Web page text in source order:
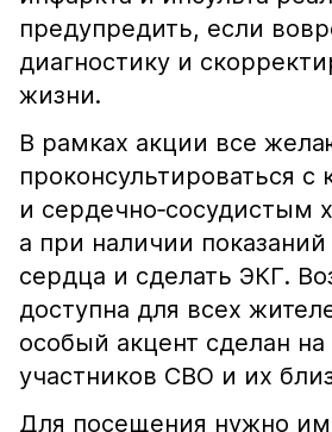
предупредить, если
диагностику и
жизни.
В рамках акции все
проконсультироваться с
и сердечно‑сосудистым
а при наличии
сердца и сделать ЭКГ.
доступна для всех
особый акцент сделан
участников СВО и их
Для посещения нужно